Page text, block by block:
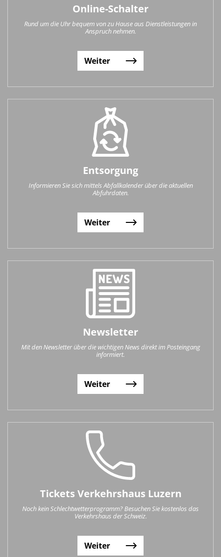
Online-Schalter
Rund um die Uhr bequem von zu Hause aus Dienstleistungen in
Anspruch nehmen.
Weiter
Entsorgung
Informieren Sie sich mittels Abfallkalender über die aktuellen
Abfuhrdaten.
Weiter
Newsletter
Mit den Newsletter über die wichtigen News direkt im Posteingang
informiert.
Weiter
Tickets Verkehrshaus Luzern
Noch kein Schlechtwetterprogramm? Besuchen Sie kostenlos das
Verkehrshaus der Schweiz.
Weiter